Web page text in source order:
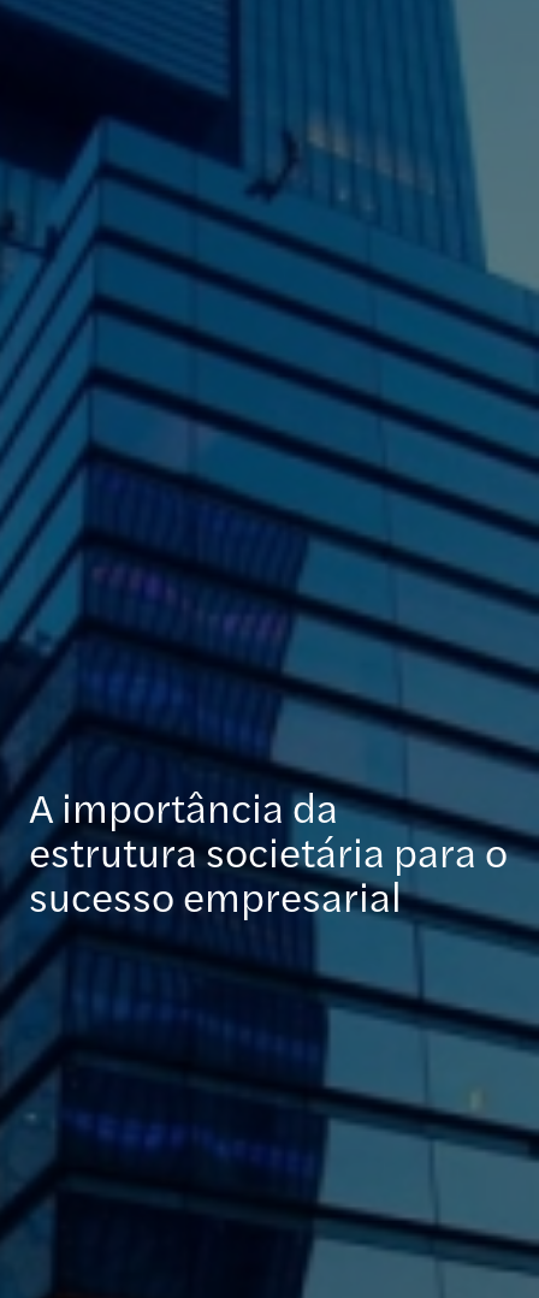
A importância da
estrutura societária para o
sucesso empresarial